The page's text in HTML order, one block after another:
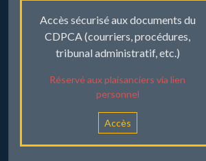
Accès sécurisé aux documents du
CDPCA (courriers, procédures,
tribunal administratif, etc.)
Réservé aux plaisanciers via lien
personnel
Accès